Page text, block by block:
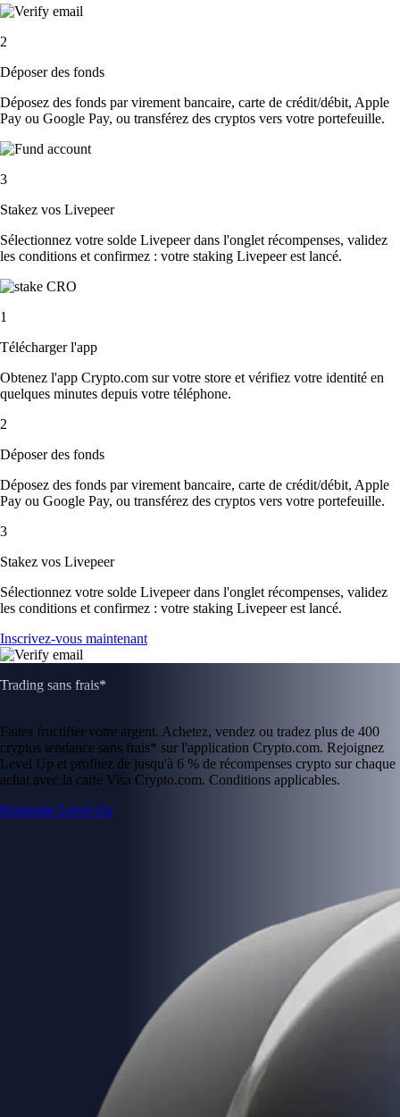
2
Déposer des fonds
Déposez des fonds par virement bancaire, carte de crédit/débit, Apple
Pay ou Google Pay, ou transférez des cryptos vers votre portefeuille.
3
Stakez vos Livepeer
Sélectionnez votre solde Livepeer dans l'onglet récompenses, validez
les conditions et confirmez : votre staking Livepeer est lancé.
1
Télécharger l'app
Obtenez l'app Crypto.com sur votre store et vérifiez votre identité en
quelques minutes depuis votre téléphone.
2
Déposer des fonds
Déposez des fonds par virement bancaire, carte de crédit/débit, Apple
Pay ou Google Pay, ou transférez des cryptos vers votre portefeuille.
3
Stakez vos Livepeer
Sélectionnez votre solde Livepeer dans l'onglet récompenses, validez
les conditions et confirmez : votre staking Livepeer est lancé.
Inscrivez-vous maintenant
Trading sans frais*
Faites fructifier votre argent. Achetez, vendez ou tradez plus de 400
cryptos tendance sans frais* sur l'application Crypto.com. Rejoignez
Level Up et profitez de jusqu'à 6 % de récompenses crypto sur chaque
achat avec la carte Visa Crypto.com. Conditions applicables.
Rejoindre Level Up